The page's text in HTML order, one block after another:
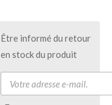
Être informé du retour
en stock du produit